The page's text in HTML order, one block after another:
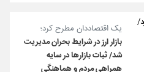
یک اقتصاددان مطرح کرد؛
بازار ارز در شرایط بحران مدیریت
شد/ ثبات بازارها در سایه
همراهی مردم و هماهنگی